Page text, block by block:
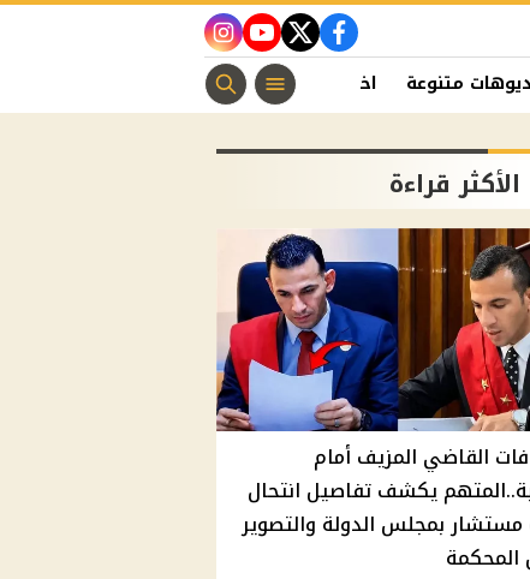
facebook
twitter
youtube
instagram
متنوعة اخبار الفن منوعات مسيحية
الأكثر قراءة
القاضي المزيف أمام
يكشف تفاصيل انتحال
بمجلس الدولة والتصوير
المحكمة